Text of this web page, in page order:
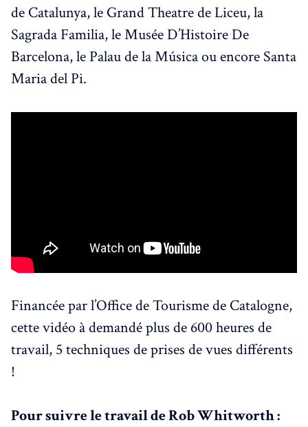
de Catalunya, le Grand Theatre de Liceu, la
Sagrada Familia, le Musée D’Histoire De
Barcelona, le Palau de la Música ou encore Santa
Maria del Pi.
Financée par l’Office de Tourisme de Catalogne,
cette vidéo à demandé plus de 600 heures de
travail, 5 techniques de prises de vues différents
!
Pour suivre le travail de Rob Whitworth :